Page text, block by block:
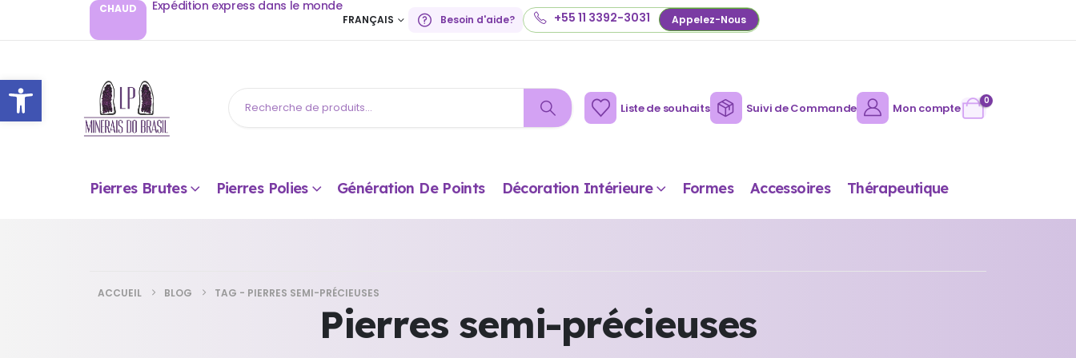
Ouvrir la barre d’outils
CHAUD Expédition express dans le monde
FRANÇAIS Besoin d'aide? +55 11 3392-3031 Appelez-Nous
Liste de souhaits Suivi de Commande Mon compte
0
Pierres Brutes Pierres Polies Génération De Points Décoration Intérieure Formes Accessoires Thérapeutique
ACCUEIL BLOG TAG - PIERRES SEMI-PRÉCIEUSES
Pierres semi-précieuses